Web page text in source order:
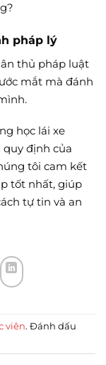
pháp lý
thủ pháp luật
mắt mà đánh
học lái xe
định của
tôi cam kết
tốt nhất, giúp
tự tin và an
viên. Đánh dấu